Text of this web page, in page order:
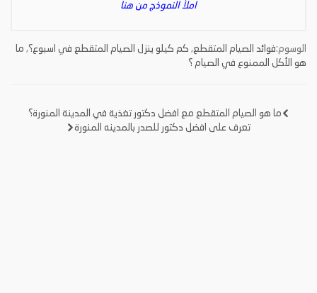
املأ النموذج من هنا
الوسوم:فوائد الصيام المتقطع, كم كيلو ينزل الصيام المتقطع في اسبوع؟, ما
هو الأكل الممنوع في الصيام ؟
تصفّح
ما هو الصيام المتقطع مع افضل دكتور تغذية في المدينة المنورة؟
تعرف على افضل دكتور للصدر بالمدينه المنورة